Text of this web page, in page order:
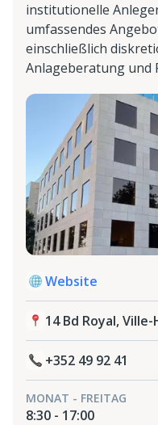
institutionelle
umfassendes
einschließlich
Anlageberatung und
Website
14 Bd Royal,
+352 49 92 41
MONAT - FREITAG
8:30 - 17:00